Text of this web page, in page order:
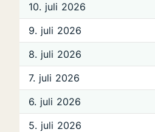
10. juli 2026
9. juli 2026
8. juli 2026
7. juli 2026
6. juli 2026
5. juli 2026